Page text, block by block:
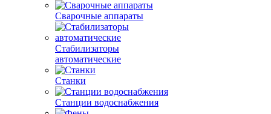
Сварочные аппараты
Стабилизаторы
автоматические
Станки
Станции водоснабжения